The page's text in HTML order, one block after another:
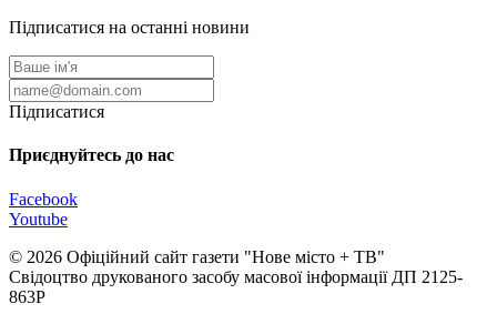
Підписатися на останні новини
Підписатися
Приєднуйтесь до нас
Facebook
Youtube
© 2026 Офіційний сайт газети "Нове мiсто + ТВ"
Свідоцтво друкованого засобу масової інформації ДП 2125-
863Р